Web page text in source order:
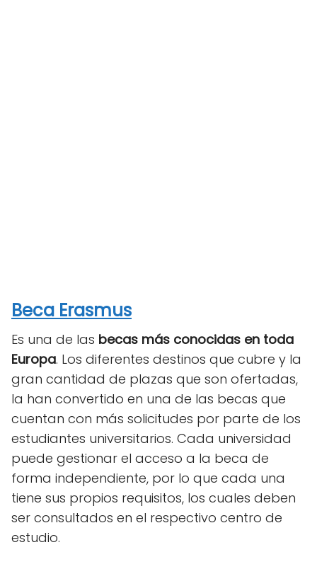
Beca Erasmus
Es una de las becas más conocidas en toda
Europa. Los diferentes destinos que cubre y la
gran cantidad de plazas que son ofertadas,
la han convertido en una de las becas que
cuentan con más solicitudes por parte de los
estudiantes universitarios. Cada universidad
puede gestionar el acceso a la beca de
forma independiente, por lo que cada una
tiene sus propios requisitos, los cuales deben
ser consultados en el respectivo centro de
estudio.